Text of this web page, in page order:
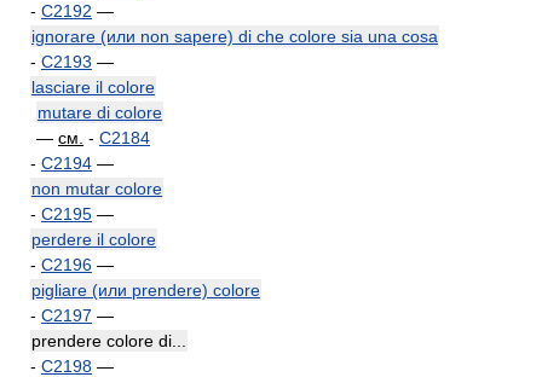
- C2192 —
ignorare (или non sapere) di che colore sia una cosa
- C2193 —
lasciare il colore
mutare di colore
— см. - C2184
- C2194 —
non mutar colore
- C2195 —
perdere il colore
- C2196 —
pigliare (или prendere) colore
- C2197 —
prendere colore di...
- C2198 —